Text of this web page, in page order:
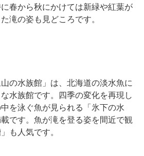
春から秋にかけては新緑や紅葉が
滝の姿も見どころです。
山の水族館」は、北海道の淡水魚に
水族館です。四季の変化を再現し
を泳ぐ魚が見られる「氷下の水
です。魚が滝を登る姿を間近で観
も人気です。